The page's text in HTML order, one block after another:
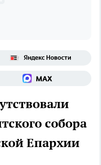
собора
Епархии